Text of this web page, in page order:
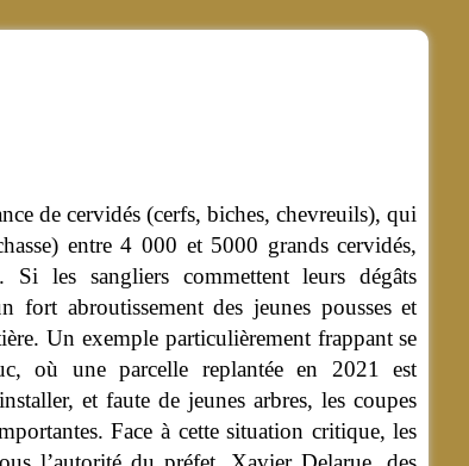
de cervidés (cerfs, biches, chevreuils), qui
entre 4 000 et 5000 grands cervidés,
Si les sangliers commettent leurs dégâts
fort abroutissement des jeunes pousses et
Un exemple particulièrement frappant se
où une parcelle replantée en 2021 est
et faute de jeunes arbres, les coupes
Face à cette situation critique, les